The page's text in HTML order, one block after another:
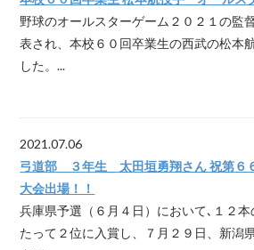
野球のオールスターゲーム２０２１の監
表され、本校６０回卒業生の西武の松本
した。...
2021.07.06
弓道部 ３年生 太田垣勇翔さん 祝第６
大会出場！！
兵庫県予選（６月４日）において､１２
たって２位に入賞し、７月２９日、新潟